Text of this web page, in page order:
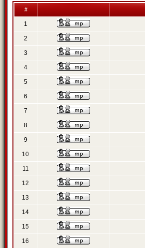
#
1
2
3
4
5
6
7
8
9
10
11
12
13
14
15
16